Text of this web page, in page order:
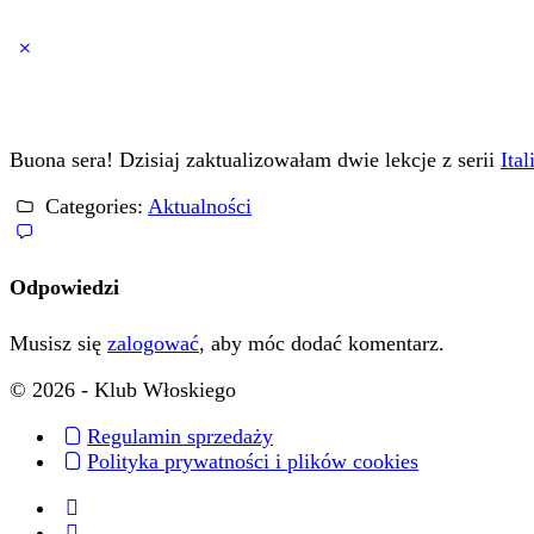
Buona sera! Dzisiaj zaktualizowałam dwie lekcje z serii
Categories: Aktualności
Odpowiedzi
Musisz się zalogować, aby móc dodać komentarz.
© 2026 - Klub Włoskiego
Regulamin sprzedaży
Polityka prywatności i plików cookies